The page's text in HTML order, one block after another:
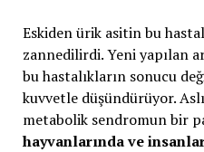
Eskiden ürik asitin bu
zannedilirdi. Yeni yapılan
bu hastalıkların sonucu
kuvvetle düşündürüyor.
metabolik sendromun bir
hayvanlarında ve